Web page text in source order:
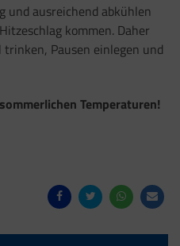
und ausreichend abkühlen
kommen. Daher
Pausen einlegen und
Temperaturen!